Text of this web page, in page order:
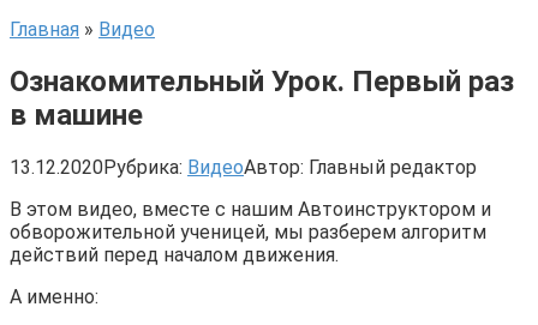
Главная » Видео
Ознакомительный Урок. Первый раз
в машине
13.12.2020Рубрика: ВидеоАвтор: Главный редактор
В этом видео, вместе с нашим Автоинструктором и
обворожительной ученицей, мы разберем алгоритм
действий перед началом движения.
А именно: